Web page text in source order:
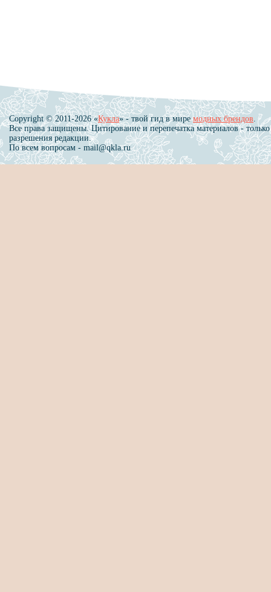
Copyright © 2011-2026 «Кукла» - твой гид в миремодных брендов
Все права защищены. Цитирование и перепечатка материалов - только
разрешения редакции.
По всем вопросам - mail@qkla.ru